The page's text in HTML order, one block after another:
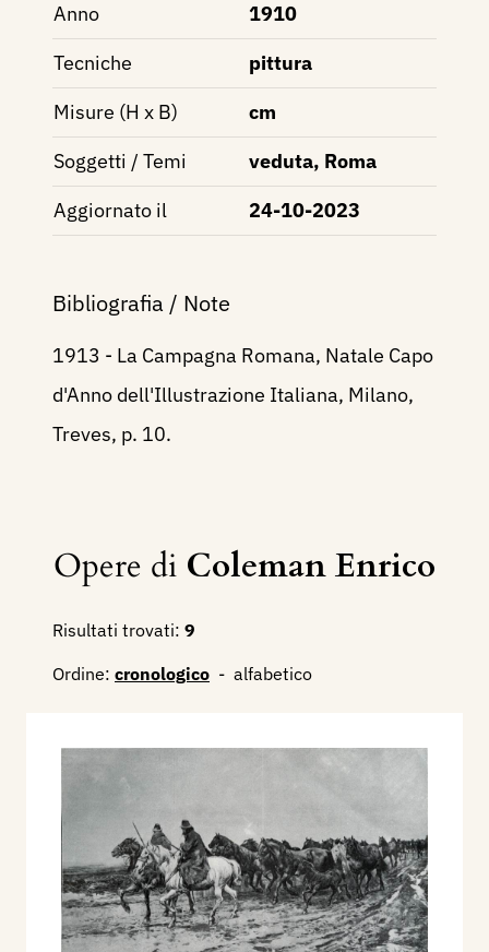
Anno
1910
Tecniche
pittura
Misure (H x B)
cm
Soggetti / Temi
veduta, Roma
Aggiornato il
24-10-2023
Bibliografia / Note
1913 - La Campagna Romana, Natale Capo
d'Anno dell'Illustrazione Italiana, Milano,
Treves, p. 10.
Opere di Coleman Enrico
Risultati trovati: 9
Ordine: cronologico - alfabetico